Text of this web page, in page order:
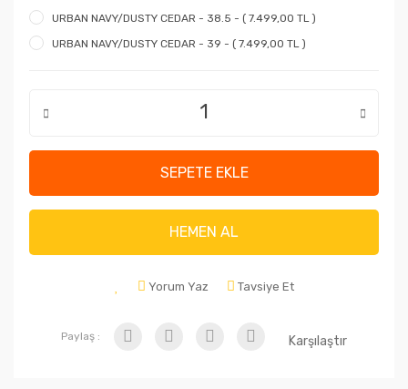
URBAN NAVY/DUSTY CEDAR - 38.5 - ( 7.499,00 TL )
URBAN NAVY/DUSTY CEDAR - 39 - ( 7.499,00 TL )
SEPETE EKLE
HEMEN AL
Yorum Yaz Tavsiye Et
Paylaş : Karşılaştır